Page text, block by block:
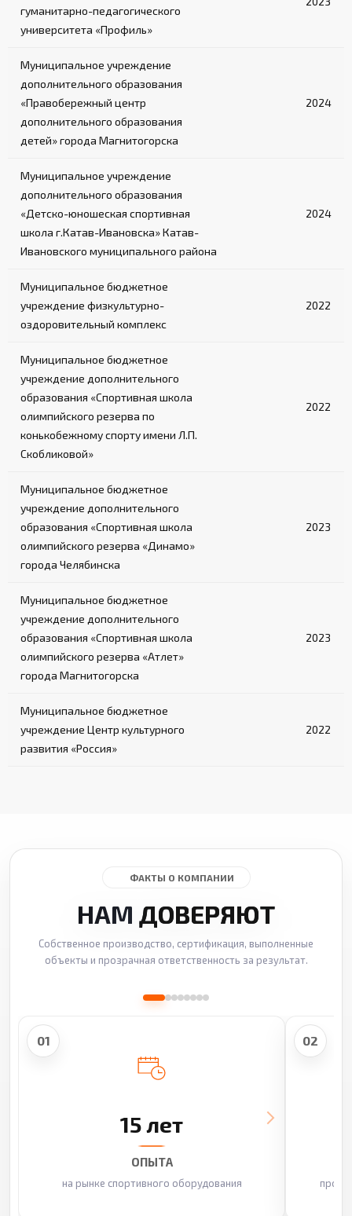
гуманитарно-педагогического
университета «Профиль»
Муниципальное учреждение
дополнительного образования
«Правобережный центр
дополнительного образования
детей» города Магнитогорска
2024
Муниципальное учреждение
дополнительного образования
«Детско-юношеская спортивная
школа г.Катав-Ивановска» Катав-
Ивановского муниципального района
2024
Муниципальное бюджетное
учреждение физкультурно-
оздоровительный комплекс
2022
Муниципальное бюджетное
учреждение дополнительного
образования «Спортивная школа
олимпийского резерва по
конькобежному спорту имени Л.П.
Скобликовой»
2022
Муниципальное бюджетное
учреждение дополнительного
образования «Спортивная школа
олимпийского резерва «Динамо»
города Челябинска
2023
Муниципальное бюджетное
учреждение дополнительного
образования «Спортивная школа
олимпийского резерва «Атлет»
города Магнитогорска
2023
Муниципальное бюджетное
учреждение Центр культурного
развития «Россия»
2022
ФАКТЫ О КОМПАНИИ
НАМ ДОВЕРЯЮТ
Собственное производство, сертификация, выполненные
объекты и прозрачная ответственность за результат.
01
15 лет
ОПЫТА
на рынке спортивного оборудования
02